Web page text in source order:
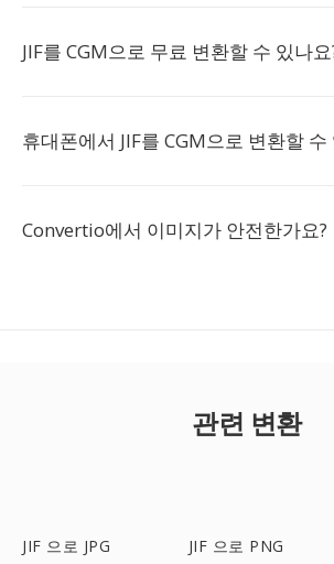
JIF를 CGM으로 무료 변환할 수 있나요
휴대폰에서 JIF를 CGM으로 변환할 수
Convertio에서 이미지가 안전한가요?
관련 변환
JIF 으로 JPG JIF 으로 PNG